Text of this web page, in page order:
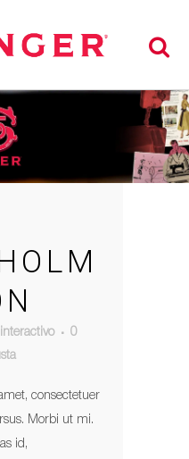
interactivo
0
consectetuer
Morbi ut mi.
id,